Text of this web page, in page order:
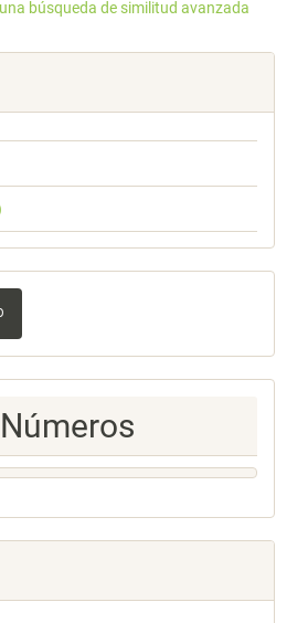
búsqueda de similitud avanzada